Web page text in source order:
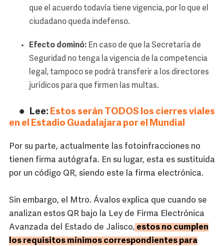
que el acuerdo todavía tiene vigencia, por lo que el
ciudadano queda indefenso.
Efecto dominó: En caso de que la Secretaría de
Seguridad no tenga la vigencia de la competencia
legal, tampoco se podrá transferir a los directores
jurídicos para que firmen las multas.
Lee: Estos serán TODOS los cierres viales
en el Estadio Guadalajara por el Mundial
Por su parte, actualmente las fotoinfracciones no
tienen firma autógrafa. En su lugar, esta es sustituida
por un código QR, siendo este la firma electrónica.
Sin embargo, el Mtro. Ávalos explica que cuando se
analizan estos QR bajo la Ley de Firma Electrónica
Avanzada del Estado de Jalisco, estos no cumplen
los requisitos mínimos correspondientes para